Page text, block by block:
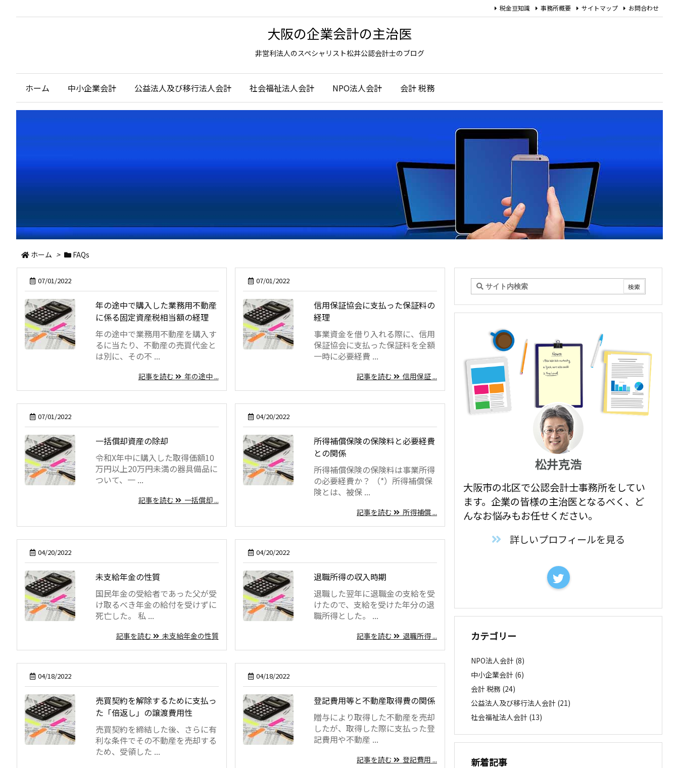
大阪の企業会計の主治医
非営利法人のスペシャリスト松井公認会計士のブログ
ホーム 中小企業会計 公益法人及び移行法人会計 社会福祉法人会計 NPO法人会計 会計 税務
税金豆知識 事務所概要 サイトマップ お問合わせ
ホーム > FAQs
07/01/2022
年の途中で購入した業務用不動産
に係る固定資産税相当額の経理
年の途中で業務用不動産を購入す
るに当たり、不動産の売買代金と
は別に、その不 ...
記事を読む 年の途中 ...
07/01/2022
信用保証協会に支払った保証料の
経理
事業資金を借り入れる際に、信用
保証協会に支払った保証料を全額
一時に必要経費 ...
記事を読む 信用保証 ...
07/01/2022
一括償却資産の除却
令和X年中に購入した取得価額10
万円以上20万円未満の器具備品に
ついて、一 ...
記事を読む 一括償却 ...
04/20/2022
所得補償保険の保険料と必要経費
との関係
所得補償保険の保険料は事業所得
の必要経費か？ （*）所得補償保
険とは、被保 ...
記事を読む 所得補償 ...
04/20/2022
未支給年金の性質
国民年金の受給者であった父が受
け取るべき年金の給付を受けずに
死亡した。 私 ...
記事を読む 未支給年金の性質
04/20/2022
退職所得の収入時期
退職した翌年に退職金の支給を受
けたので、支給を受けた年分の退
職所得とした。 ...
記事を読む 退職所得 ...
04/18/2022
売買契約を解除するために支払っ
た「倍返し」の譲渡費用性
売買契約を締結した後、さらに有
利な条件でその不動産を売却する
ため、受領した ...
04/18/2022
登記費用等と不動産取得費の関係
贈与により取得した不動産を売却
したが、取得した際に支払った登
記費用や不動産 ...
記事を読む 登記費用 ...
松井克浩
大阪市の北区で公認会計士事務所をしてい
ます。企業の皆様の主治医となるべく、ど
んなお悩みもお任せください。
詳しいプロフィールを見る
カテゴリー
NPO法人会計 (8)
中小企業会計 (6)
会計 税務 (24)
公益法人及び移行法人会計 (21)
社会福祉法人会計 (13)
新着記事